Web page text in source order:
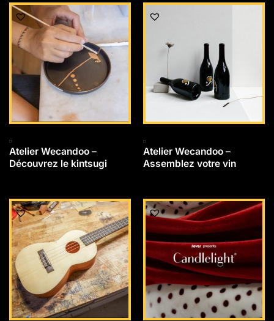
Atelier Wecandoo –
Découvrez le kintsugi
Atelier Wecandoo –
Assemblez votre vin